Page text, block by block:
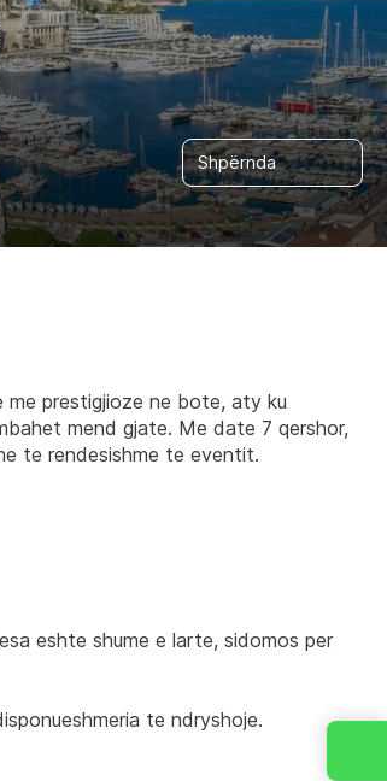
Shpërnda
me prestigjioze ne bote, aty ku
mend gjate. Me date 7 qershor,
te rendesishme te eventit.
eshte shume e larte, sidomos per
te ndryshoje.